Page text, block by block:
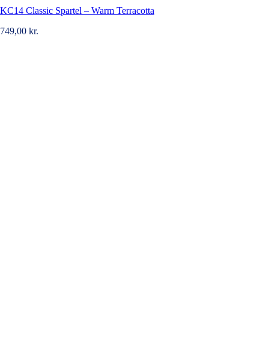
KC14 Classic Spartel – Warm Terracotta
749,00 kr.